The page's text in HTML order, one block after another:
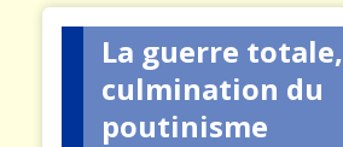
La guerre totale,
culmination du
poutinisme